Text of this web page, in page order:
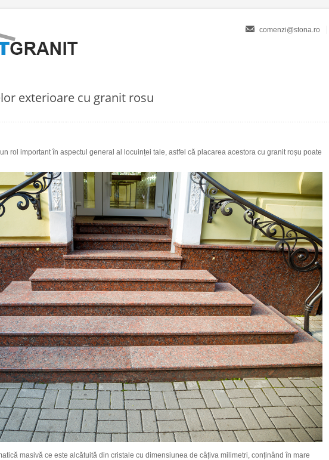
comenzi@stona.ro
exterioare cu granit rosu
rol important în aspectul general al locuinței tale, astfel că placarea acestora cu granit roșu poate
masivă ce este alcătuită din cristale cu dimensiunea de câțiva milimetri, conținând în mare